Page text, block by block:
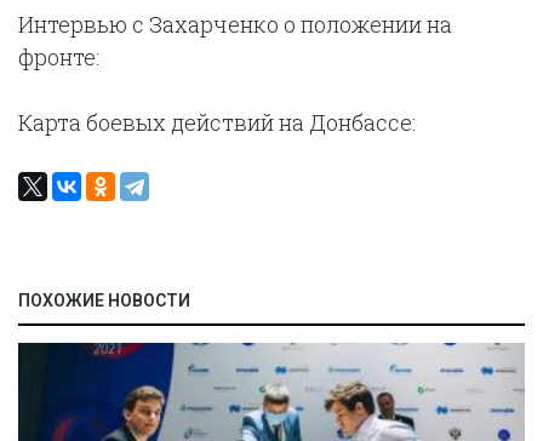
Интервью с Захарченко о положении на
фронте:
Карта боевых действий на Донбассе:
ПОХОЖИЕ НОВОСТИ